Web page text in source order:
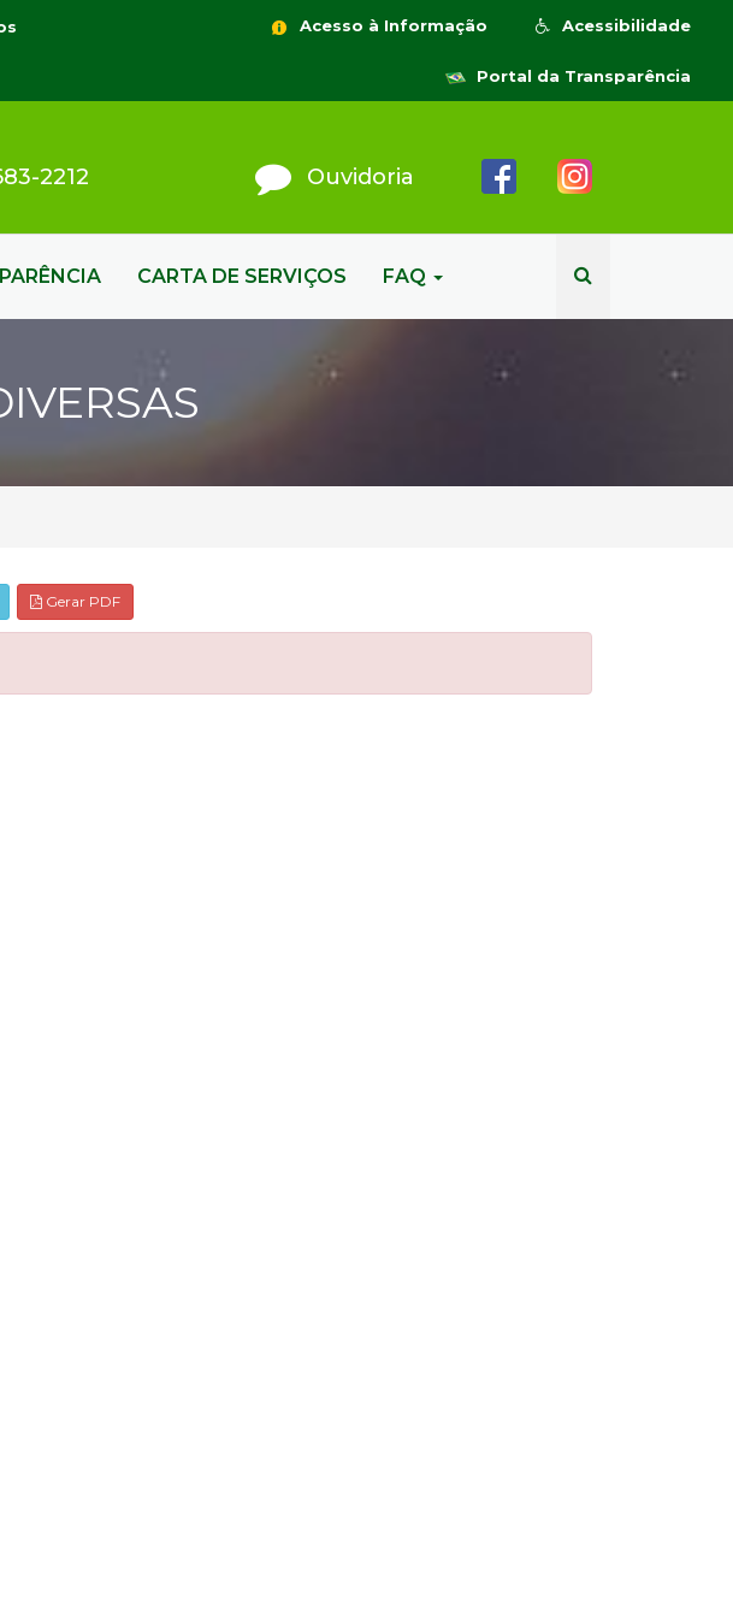
Acessibilidade
Acesso à Informação
Portal da Transparência
2212 Ouvidoria
CARTA DE SERVIÇOS FAQ
Gerar PDF